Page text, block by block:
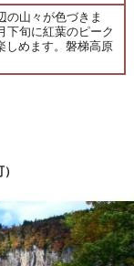
山々が色づきま
下旬に紅葉のピーク
しめます。磐梯高原